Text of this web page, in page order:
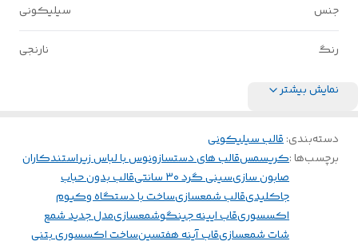
جنس سیلیکونی
رنگ نارنجی
نمایش بیشتر
دسته‌بندی:قالب سیلیکونی
برچسب‌ها :کریسمسقالب های دستسازونوس با لباس زیراستندکاران
صابون سازیسینی گرد ۳۰ سانتی
قالب بدون حباب
جاکلیدیقالب شمعسازیساخت با دستگاه وکیوم
اکسسوریقاب ایینه جینگوشمعسازیمدل جدید شمع
شات شمعسازیقاب آینه هفتسینساخت اکسسوری بتنی